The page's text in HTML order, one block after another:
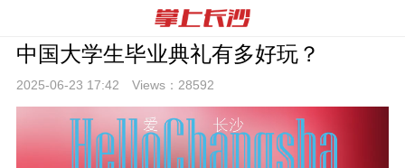
中国大学生毕业典礼有多好玩？
2025-06-23 17:42 Views： 28592